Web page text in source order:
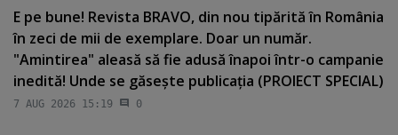
E pe bune! Revista BRAVO, din nou tipărită în România
în zeci de mii de exemplare. Doar un număr.
"Amintirea" aleasă să fie adusă înapoi într-o campanie
inedită! Unde se găseşte publicaţia (PROIECT SPECIAL)
7 AUG 2026 15:19 0